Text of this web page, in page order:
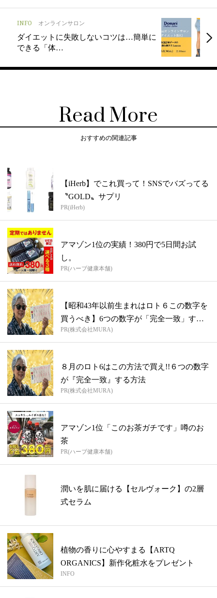
INFO オンラインサロン
ダイエットに失敗しないコツは…簡単に
できる「体…
Read More
おすすめの関連記事
【iHerb】でこれ買って！SNSでバズってる
〝GOLD〟サプリ
PR(iHerb)
アマゾン1位の実績！380円で5日間お試
し。
PR(ハーブ健康本舗)
【昭和43年以前生まれはロト６この数字を
買うべき】6つの数字が「完全一致」する
方...
PR(株式会社MURA)
８月のロト6はこの方法で買え!!６つの数字
が『完全一致』する方法
PR(株式会社MURA)
アマゾン1位「このお茶ガチです」噂のお
茶
PR(ハーブ健康本舗)
潤いを肌に届ける【セルヴォーク】の2層
式セラム
植物の香りに心やすまる【ARTQ
ORGANICS】新作化粧水をプレゼント
INFO